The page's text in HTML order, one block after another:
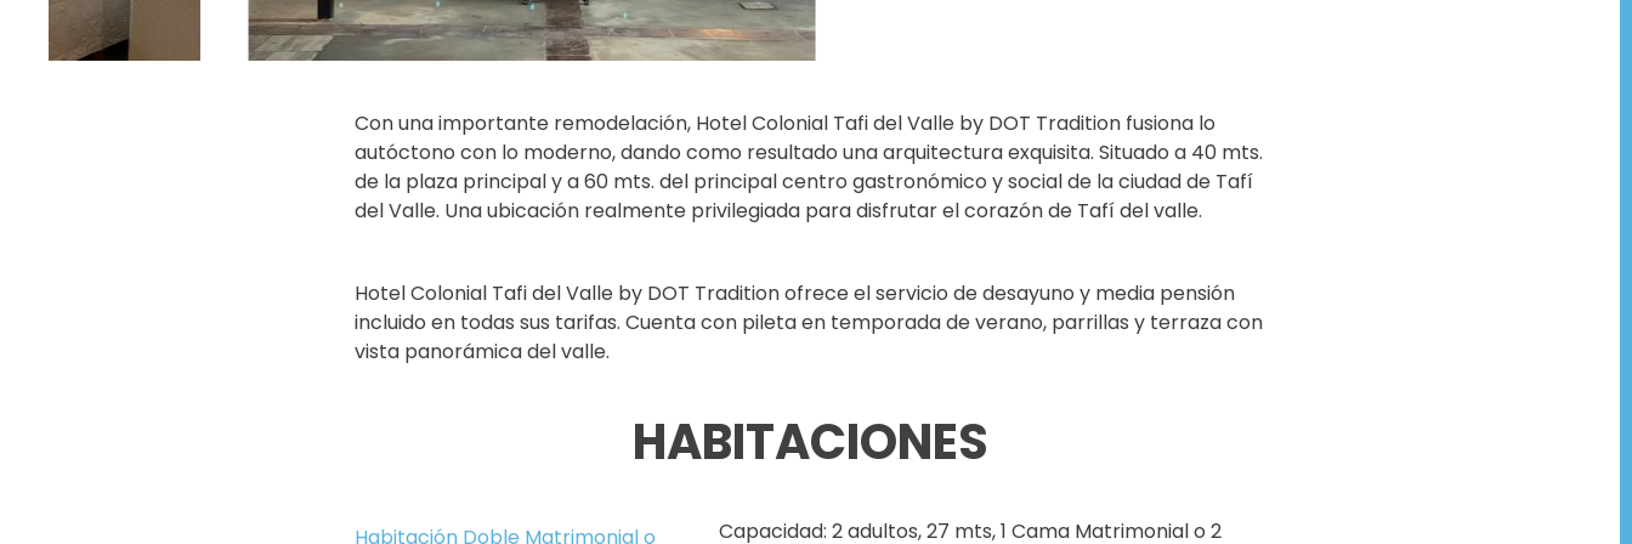
Con una importante remodelación, Hotel Colonial Tafi del Valle by DOT Tradition fusiona lo
autóctono con lo moderno, dando como resultado una arquitectura exquisita. Situado a 40 mts.
de la plaza principal y a 60 mts. del principal centro gastronómico y social de la ciudad de Tafí
del Valle. Una ubicación realmente privilegiada para disfrutar el corazón de Tafí del valle.
Hotel Colonial Tafi del Valle by DOT Tradition ofrece el servicio de desayuno y media pensión
incluido en todas sus tarifas. Cuenta con pileta en temporada de verano, parrillas y terraza con
vista panorámica del valle.
HABITACIONES
Habitación Doble Matrimonial o Capacidad: 2 adultos, 27 mts, 1 Cama Matrimonial o 2